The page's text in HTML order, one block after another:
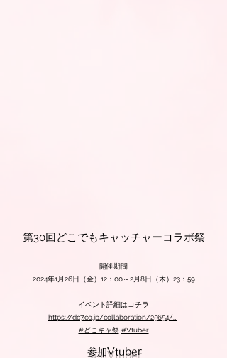
第30回どこでもキャッチャーコラボ祭
開催期間
2024年1月26日（金）12：00～2月8日（木）23：59
イベント詳細はコチラ
https://dc7.co.jp/collaboration/25654/…
#どこキャ祭 #Vtuber
参加Vtuber